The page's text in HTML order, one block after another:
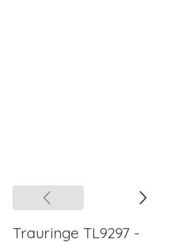
Trauringe TL9297 -